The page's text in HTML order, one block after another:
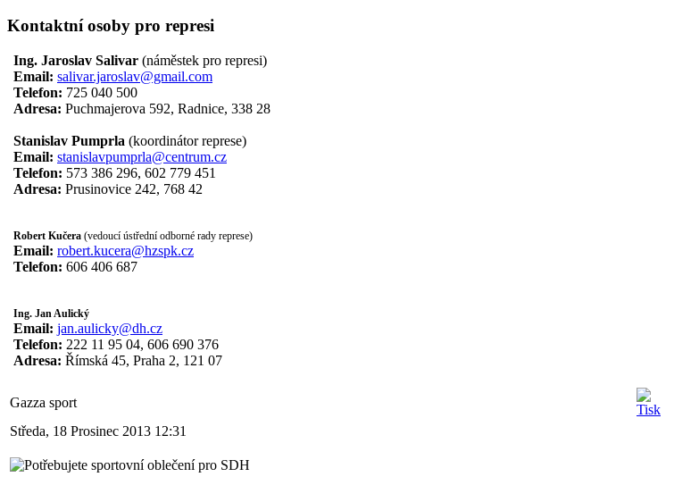
Kontaktní osoby pro represi
Ing. Jaroslav Salivar (náměstek pro represi)
Email: salivar.jaroslav@gmail.com
Telefon: 725 040 500
Adresa: Puchmajerova 592, Radnice, 338 28
Stanislav Pumprla (koordinátor represe)
Email: stanislavpumprla@centrum.cz
Telefon: 573 386 296, 602 779 451
Adresa: Prusinovice 242, 768 42
Robert Kučera (vedoucí ústřední odborné rady represe)
Email: robert.kucera@hzspk.cz
Telefon: 606 406 687
Ing. Jan Aulický
Email: jan.aulicky@dh.cz
Telefon: 222 11 95 04, 606 690 376
Adresa: Římská 45, Praha 2, 121 07
Gazza sport
Středa, 18 Prosinec 2013 12:31